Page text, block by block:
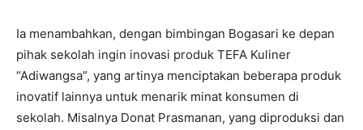
Ia menambahkan, dengan bimbingan Bogasari ke depan
pihak sekolah ingin inovasi produk TEFA Kuliner
“Adiwangsa”, yang artinya menciptakan beberapa produk
inovatif lainnya untuk menarik minat konsumen di
sekolah. Misalnya ​Donat Prasmanan, yang diproduksi dan